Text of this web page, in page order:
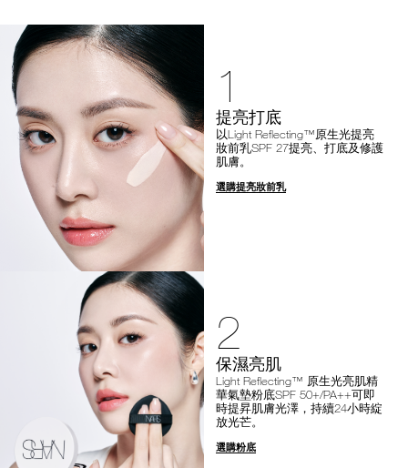
1
提亮打底
以Light Reflecting™原生光提亮
妝前乳SPF 27提亮、打底及修護
肌膚。
選購提亮妝前乳
2
保濕亮肌
Light Reflecting™ 原生光亮肌精
華氣墊粉底SPF 50+/PA++可即
時提昇肌膚光澤，持續24小時綻
放光芒。
選購粉底